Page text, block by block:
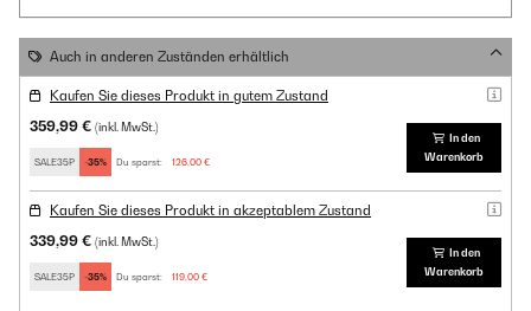
Auch in anderen Zuständen erhältlich
Kaufen Sie dieses Produkt in gutem Zustand
359,99 € (inkl. MwSt.)
SALE35P -35% Du sparst: 126,00 €
In den
Warenkorb
Kaufen Sie dieses Produkt in akzeptablem Zustand
339,99 € (inkl. MwSt.)
SALE35P -35% Du sparst: 119,00 €
In den
Warenkorb